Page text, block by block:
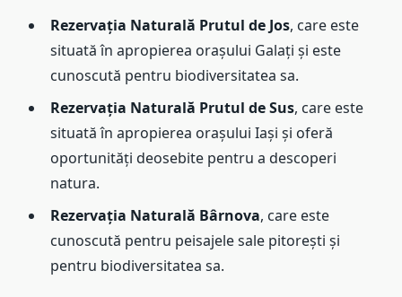
Rezervația Naturală Prutul de Jos, care este
situată în apropierea orașului Galați și este
cunoscută pentru biodiversitatea sa.
Rezervația Naturală Prutul de Sus, care este
situată în apropierea orașului Iași și oferă
oportunități deosebite pentru a descoperi
natura.
Rezervația Naturală Bârnova, care este
cunoscută pentru peisajele sale pitorești și
pentru biodiversitatea sa.